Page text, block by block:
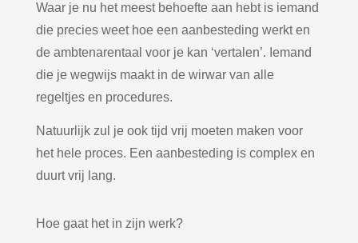
Waar je nu het meest behoefte aan hebt is iemand
die precies weet hoe een aanbesteding werkt en
de ambtenarentaal voor je kan ‘vertalen’. Iemand
die je wegwijs maakt in de wirwar van alle
regeltjes en procedures.
Natuurlijk zul je ook tijd vrij moeten maken voor
het hele proces. Een aanbesteding is complex en
duurt vrij lang.
Hoe gaat het in zijn werk?